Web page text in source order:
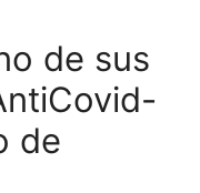
de sus
de